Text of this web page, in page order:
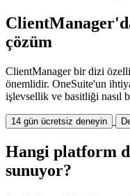
çözüm
ClientManager bir dizi
önemlidir. OneSuite'un
işlevsellik ve basitliği nasıl
14 gün ücretsiz deneyin
Hangi platform
sunuyor?